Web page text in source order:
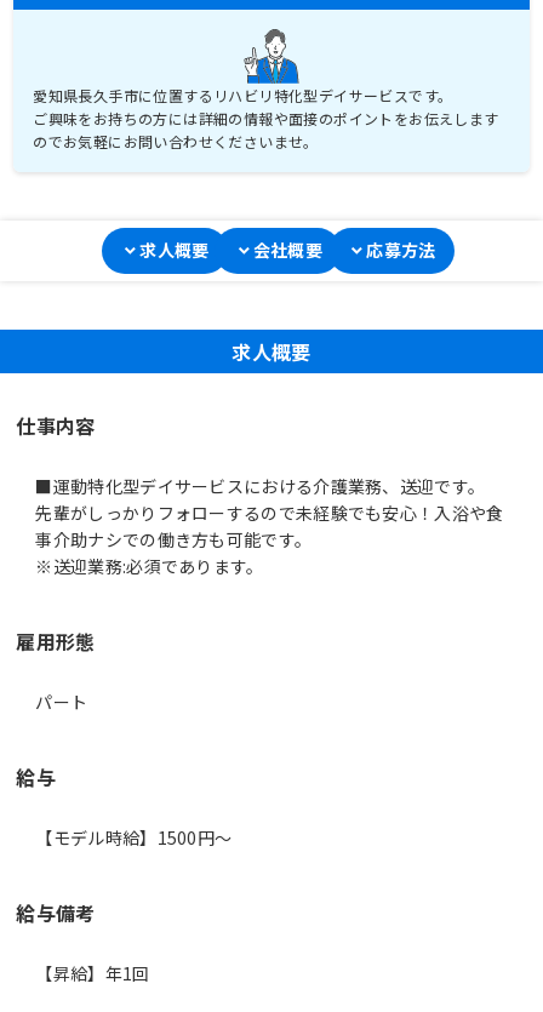
愛知県長久手市に位置するリハビリ特化型デイサービスです。
ご興味をお持ちの方には詳細の情報や面接のポイントをお伝えします
のでお気軽にお問い合わせくださいませ。
求人概要 会社概要 応募方法
求人概要
仕事内容
■運動特化型デイサービスにおける介護業務、送迎です。
先輩がしっかりフォローするので未経験でも安心！入浴や食
事介助ナシでの働き方も可能です。
※送迎業務:必須であります。
雇用形態
パート
給与
【モデル時給】1500円〜
給与備考
【昇給】年1回